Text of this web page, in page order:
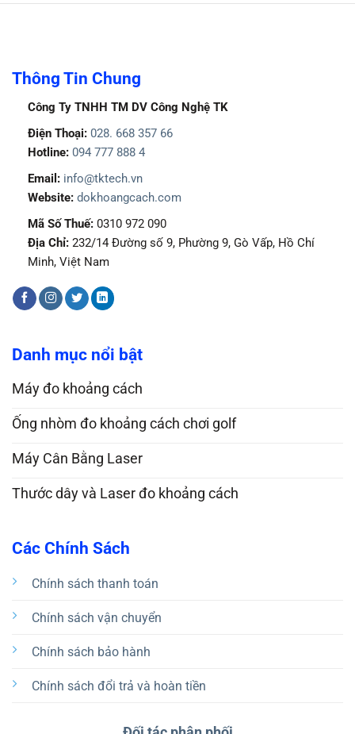
Thông Tin Chung
Công Ty TNHH TM DV Công Nghệ TK
Điện Thoại:028. 668 357 66
Hotline:094 777 888 4
Email:info@tktech.vn
Website: dokhoangcach.com
Mã Số Thuế: 0310 972 090
Địa Chỉ: 232/14 Đường số 9, Phường 9, Gò Vấp, Hồ Chí
Minh, Việt Nam
Các Chính Sách
Chính sách thanh toán
Chính sách vận chuyển
Chính sách bảo hành
Chính sách đổi trả và hoàn tiền
Danh mục nổi bật
Máy đo khoảng cách
Ống nhòm đo khoảng cách chơi golf
Máy Cân Bằng Laser
Thước dây và Laser đo khoảng cách